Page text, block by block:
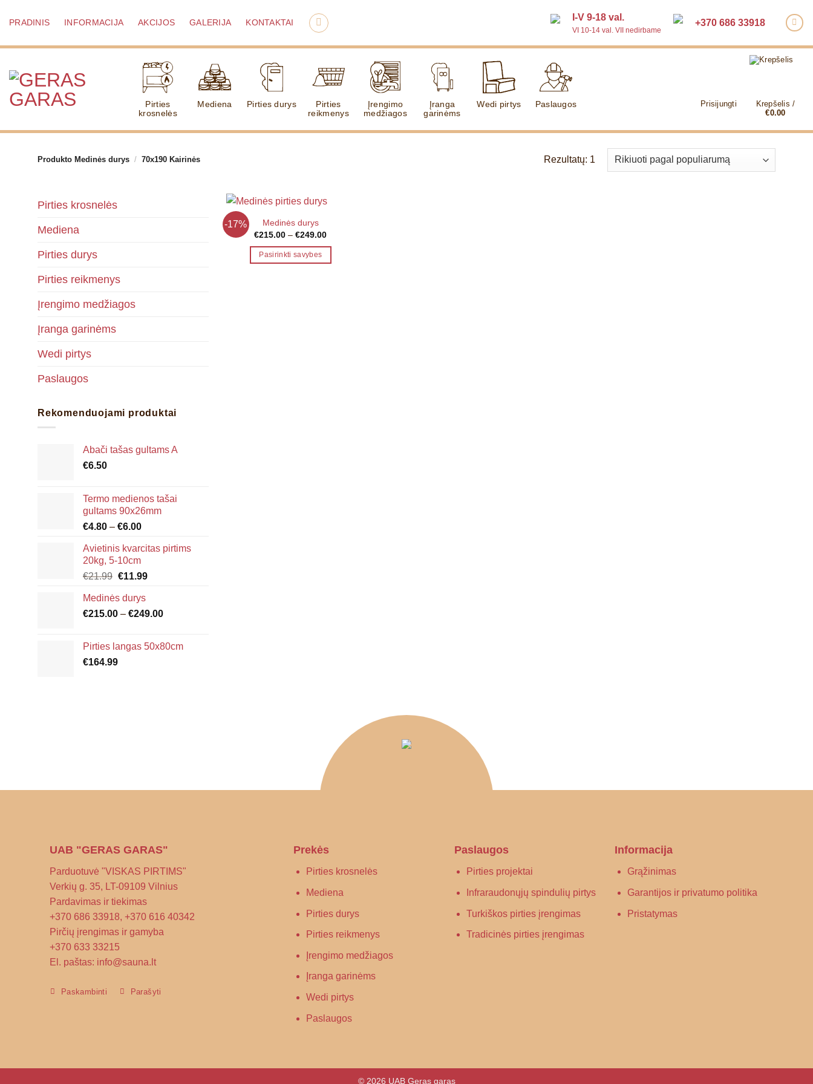
PRADINIS INFORMACIJA AKCIJOS GALERIJA KONTAKTAI
I-V 9-18 val.
VI 10-14 val. VII nedirbame
+370 686 33918
Pirties
krosnelės
Mediena Pirties durys
Pirties
reikmenys
Įrengimo
medžiagos
Įranga
garinėms
Wedi pirtys Paslaugos Prisijungti
Krepšelis /
€0.00
Produkto Medinės durys / 70x190 Kairinės Rezultatų: 1
Pirties krosnelės
Mediena
Pirties durys
Pirties reikmenys
Įrengimo medžiagos
Įranga garinėms
Wedi pirtys
Paslaugos
Rekomenduojami produktai
Abači tašas gultams A
€6.50
Termo medienos tašai
gultams 90x26mm
€4.80 – €6.00Price
€4.80
€6.00
Avietinis kvarcitas pirtims
20kg, 5-10cm
€21.99 Original
was:
€21.99.
€11.99Current
€11.99.
Medinės durys
€215.00 – €249.00Price
through
Pirties langas 50x80cm
€164.99
-17%
Medinės durys
€215.00 – €249.00Price
Pasirinkti savybes
UAB "GERAS GARAS"
Parduotuvė "VISKAS PIRTIMS"
Verkių g. 35, LT-09109 Vilnius
Pardavimas ir tiekimas
+370 686 33918, +370 616 40342
Pirčių įrengimas ir gamyba
+370 633 33215
El. paštas: info@sauna.lt
Paskambinti Parašyti
Prekės
Pirties krosnelės
Mediena
Pirties durys
Pirties reikmenys
Įrengimo medžiagos
Įranga garinėms
Wedi pirtys
Paslaugos
Paslaugos
Pirties projektai
Infraraudonųjų spindulių pirtys
Turkiškos pirties įrengimas
Tradicinės pirties įrengimas
Informacija
Grąžinimas
Garantijos ir privatumo politika
Pristatymas
© 2026 UAB Geras garas